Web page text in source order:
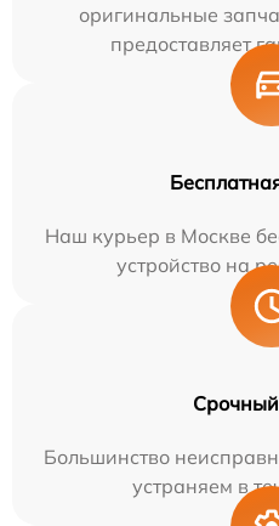
оригинальные
предоставляет
Наш курьер в Москве
устройство на
Большинство
устраняем в